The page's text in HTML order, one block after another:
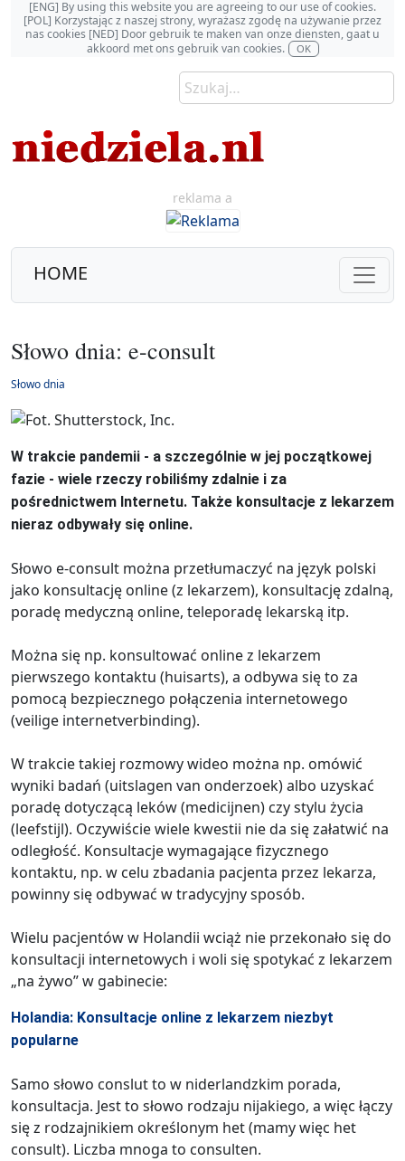
[ENG] By using this website you are agreeing to our use of cookies.
[POL] Korzystając z naszej strony, wyrażasz zgodę na używanie przez
nas cookies [NED] Door gebruik te maken van onze diensten, gaat u
akkoord met ons gebruik van cookies.
OK
reklama a
HOME
Słowo dnia: e-consult
Słowo dnia
W trakcie pandemii - a szczególnie w jej początkowej
fazie - wiele rzeczy robiliśmy zdalnie i za
pośrednictwem Internetu. Także konsultacje z lekarzem
nieraz odbywały się online.
Słowo e-consult można przetłumaczyć na język polski
jako konsultację online (z lekarzem), konsultację zdalną,
poradę medyczną online, teleporadę lekarską itp.
Można się np. konsultować online z lekarzem
pierwszego kontaktu (huisarts), a odbywa się to za
pomocą bezpiecznego połączenia internetowego
(veilige internetverbinding).
W trakcie takiej rozmowy wideo można np. omówić
wyniki badań (uitslagen van onderzoek) albo uzyskać
poradę dotyczącą leków (medicijnen) czy stylu życia
(leefstijl). Oczywiście wiele kwestii nie da się załatwić na
odległość. Konsultacje wymagające fizycznego
kontaktu, np. w celu zbadania pacjenta przez lekarza,
powinny się odbywać w tradycyjny sposób.
Wielu pacjentów w Holandii wciąż nie przekonało się do
konsultacji internetowych i woli się spotykać z lekarzem
„na żywo” w gabinecie:
Holandia: Konsultacje online z lekarzem niezbyt
popularne
Samo słowo conslut to w niderlandzkim porada,
konsultacja. Jest to słowo rodzaju nijakiego, a więc łączy
się z rodzajnikiem określonym het (mamy więc het
consult). Liczba mnoga to consulten.